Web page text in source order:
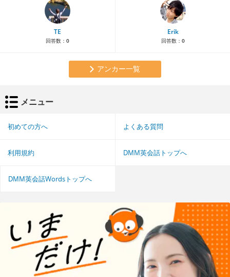
TE
回答数： 0
Erik
回答数： 0
アンカー一覧
メニュー
初めての方へ よくある質問
利用規約 DMM英会話トップへ
DMM英会話Wordsトップへ